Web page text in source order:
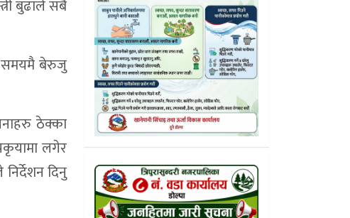
बुढाले सबै
समयमै बेरुजु
ठेक्का
लगेर
दिनु